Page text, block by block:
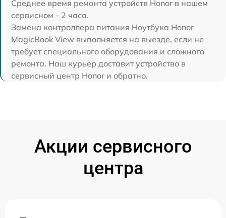
Среднее время ремонта устройств Honor в нашем
сервисном - 2 часа.
Замена контроллера питания Ноутбука Honor
MagicBook View выполняется на выезде, если не
требует специального оборудования и сложного
ремонта. Наш курьер доставит устройство в
сервисный центр Honor и обратно.
Акции сервисного
центра